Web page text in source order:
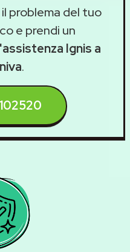
problema del tuo
e prendi un
Ignis a
.